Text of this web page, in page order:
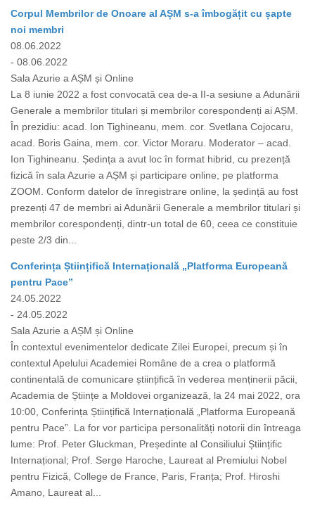
Corpul Membrilor de Onoare al AȘM s-a îmbogățit cu șapte
noi membri
08.06.2022
- 08.06.2022
Sala Azurie a AȘM și Online
La 8 iunie 2022 a fost convocată cea de-a II-a sesiune a Adunării
Generale a membrilor titulari și membrilor corespondenți ai AȘM.
În prezidiu: acad. Ion Tighineanu, mem. cor. Svetlana Cojocaru,
acad. Boris Gaina, mem. cor. Victor Moraru. Moderator – acad.
Ion Tighineanu. Ședința a avut loc în format hibrid, cu prezență
fizică în sala Azurie a AȘM și participare online, pe platforma
ZOOM. Conform datelor de înregistrare online, la ședință au fost
prezenți 47 de membri ai Adunării Generale a membrilor titulari și
membrilor corespondenți, dintr-un total de 60, ceea ce constituie
peste 2/3 din...
Conferința Științifică Internațională „Platforma Europeană
pentru Pace”
24.05.2022
- 24.05.2022
Sala Azurie a AȘM și Online
În contextul evenimentelor dedicate Zilei Europei, precum și în
contextul Apelului Academiei Române de a crea o platformă
continentală de comunicare științifică în vederea menținerii păcii,
Academia de Științe a Moldovei organizează, la 24 mai 2022, ora
10:00, Conferința Științifică Internațională „Platforma Europeană
pentru Pace”. La for vor participa personalități notorii din întreaga
lume: Prof. Peter Gluckman, Președinte al Consiliului Științific
Internațional; Prof. Serge Haroche, Laureat al Premiului Nobel
pentru Fizică, College de France, Paris, Franța; Prof. Hiroshi
Amano, Laureat al...